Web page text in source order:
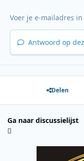
Antwoord op
Delen
Ga naar discussielijst